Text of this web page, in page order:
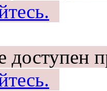
доступен